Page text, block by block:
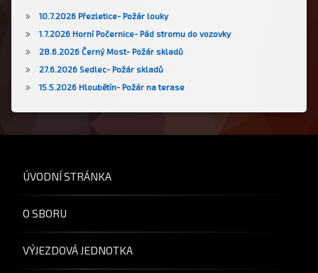
10.7.2026 Přezletice- Požár louky
1.7.2026 Horní Počernice- Pád stromu do vozovky
28.6.2026 Černý Most- Požár skladů
27.6.2026 Sedlec- Požár skladů
15.5.2026 Hloubětín- Požár na terase
ÚVODNÍ STRÁNKA
O SBORU
VÝJEZDOVÁ JEDNOTKA